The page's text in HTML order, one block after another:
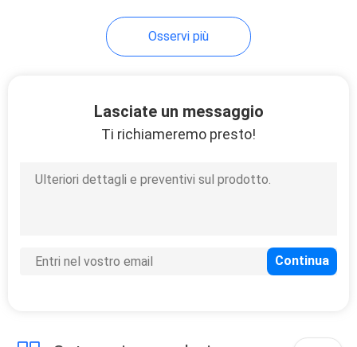
Porte di
frigorifera
conservazione
piccola
Osservi più
Lasciate un messaggio
Ti richiameremo presto!